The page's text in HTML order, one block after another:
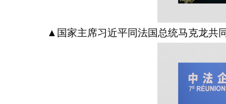
▲国家主席习近平同法国总统马克龙共